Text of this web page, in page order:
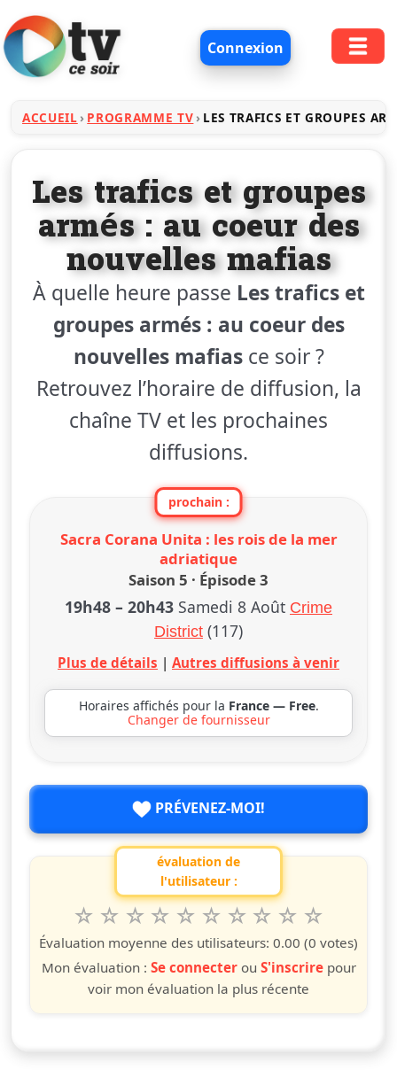
Connexion
ACCUEIL PROGRAMME TV LES TRAFICS ET GROUPES
Les trafics et groupes
armés : au coeur des
nouvelles mafias
À quelle heure passe Les trafics et
groupes armés : au coeur des
nouvelles mafiasce soir ?
Retrouvez l’horaire de diffusion, la
chaîne TV et les prochaines
diffusions.
prochain :
Sacra Corana Unita : les rois de la mer
adriatique
Saison 5 · Épisode 3
19h48 – 20h43 Samedi 8 Août Crime
District (117)
Plus de détails | Autres diffusions à venir
Horaires affichés pour la France — Free.
Changer de fournisseur
PRÉVENEZ-MOI!
évaluation de
l'utilisateur :
questo spettacolo da 1 a 10 étoiles
10
étoiles
9
étoiles
8
étoiles
7
étoiles
6
étoiles
5
étoiles
4
étoiles
3
étoiles
2
étoiles
étoile
Évaluation moyenne des utilisateurs: 0.00 (0 votes)
Mon évaluation : Se connecterou S'inscrirepour
voir mon évaluation la plus récente